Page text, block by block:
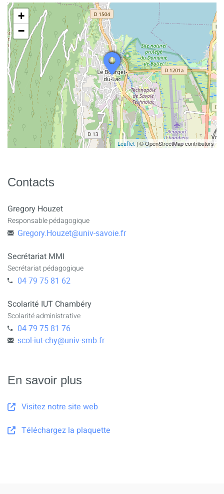
+
−
Leaflet | © OpenStreetMap contributors
Contacts
Gregory Houzet
Responsable pédagogique
Gregory.Houzet@univ-savoie.fr
Secrétariat MMI
Secrétariat pédagogique
04 79 75 81 62
Scolarité IUT Chambéry
Scolarité administrative
04 79 75 81 76
scol-iut-chy@univ-smb.fr
En savoir plus
Visitez notre site web
Téléchargez la plaquette